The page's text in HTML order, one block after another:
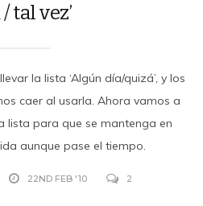
tal vez’
la lista ‘Algún día/quizá’, y los
caer al usarla. Ahora vamos a
lista para que se mantenga en
aunque pase el tiempo.
22ND FEB '10 2